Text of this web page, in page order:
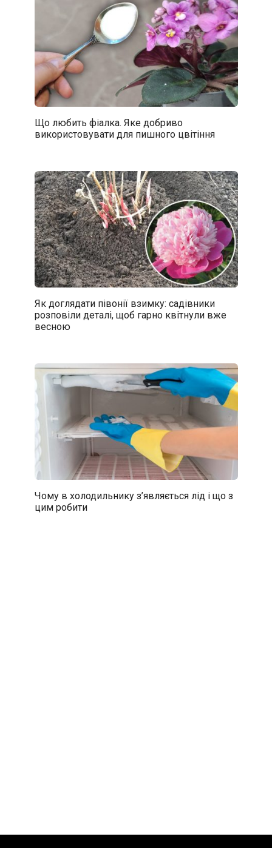
Що любить фіалка. Яке добриво
використовувати для пишного цвітіння
Як доглядати півонії взимку: садівники
розповіли деталі, щоб гарно квітнули вже
весною
Чому в холодильнику з’являється лід і що з
цим робити